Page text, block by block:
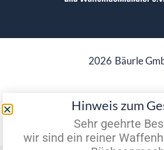
2026 Bäurle
Datenschutz
Hinweis zum
Sehr geehrte
wir sind ein reiner